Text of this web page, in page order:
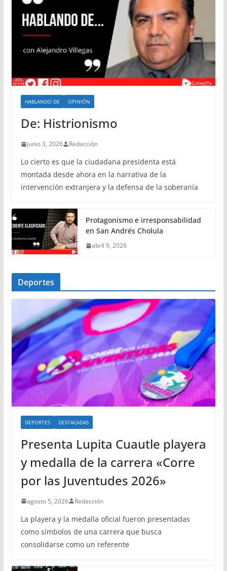
HABLANDO DE OPINIÓN
De: Histrionismo
junio 3, 2026 Redacción
Lo cierto es que la ciudadana presidenta está
montada desde ahora en la narrativa de la
intervención extranjera y la defensa de la soberanía
Protagonismo e irresponsabilidad
en San Andrés Cholula
abril 9, 2026
Deportes
DEPORTES DESTACADAS
Presenta Lupita Cuautle playera
y medalla de la carrera «Corre
por las Juventudes 2026»
agosto 5, 2026 Redacción
La playera y la medalla oficial fueron presentadas
como símbolos de una carrera que busca
consolidarse como un referente